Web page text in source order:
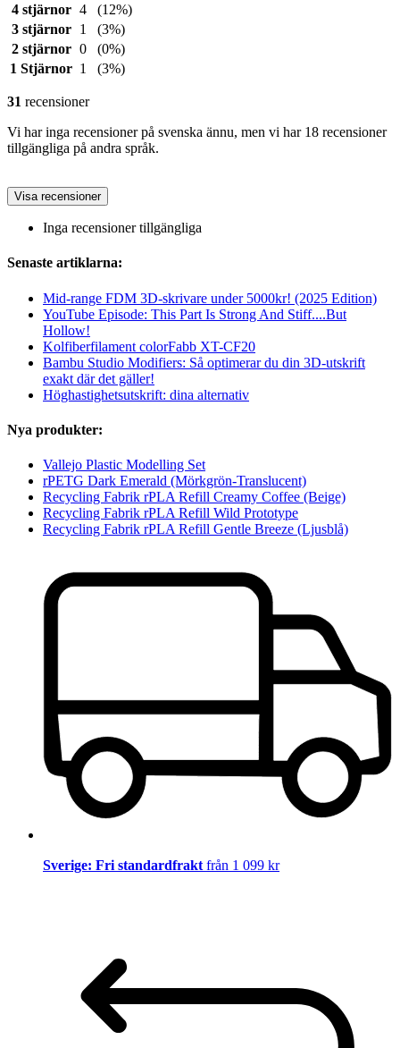
4 stjärnor 4
(12%)
3 stjärnor
1
(3%)
2 stjärnor 0
(0%)
1 Stjärnor 1 (3%)
31 recensioner
Vi har inga recensioner på svenska ännu, men vi har 18 recensioner
tillgängliga på andra språk.
Visa recensioner
Inga recensioner tillgängliga
Senaste artiklarna:
Mid-range FDM 3D-skrivare under 5000kr! (2025 Edition)
YouTube Episode: This Part Is Strong And Stiff....But
Hollow!
Kolfiberfilament colorFabb XT-CF20
Bambu Studio Modifiers: Så optimerar du din 3D-utskrift
exakt där det gäller!
Höghastighetsutskrift: dina alternativ
Nya produkter:
Vallejo Plastic Modelling Set
rPETG Dark Emerald (Mörkgrön-Translucent)
Recycling Fabrik rPLA Refill Creamy Coffee (Beige)
Recycling Fabrik rPLA Refill Wild Prototype
Recycling Fabrik rPLA Refill Gentle Breeze (Ljusblå)
Sverige: Fri standardfrakt från 1 099 kr